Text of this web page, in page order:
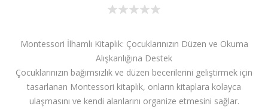
Montessori İlhamlı Kitaplık: Çocuklarınızın Düzen ve Okuma
Alışkanlığına Destek
Çocuklarınızın bağımsızlık ve düzen becerilerini geliştirmek için
tasarlanan Montessori kitaplık, onların kitaplara kolayca
ulaşmasını ve kendi alanlarını organize etmesini sağlar.